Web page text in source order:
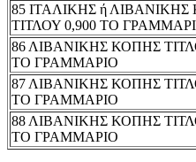
85 ΙΤΑΛΙΚΗΣ ή
ΤΙΤΛΟΥ 0,900 ΤΟ
86 ΛΙΒΑΝΙΚΗΣ ΚΟΠΗΣ
ΤΟ ΓΡΑΜΜΑΡΙΟ
87 ΛΙΒΑΝΙΚΗΣ ΚΟΠΗΣ
ΤΟ ΓΡΑΜΜΑΡΙΟ
88 ΛΙΒΑΝΙΚΗΣ ΚΟΠΗΣ
ΤΟ ΓΡΑΜΜΑΡΙΟ